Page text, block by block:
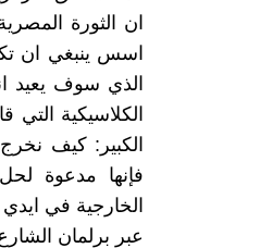
ان الثورة
اسس ينبغي ان
الذي سوف يعيد
الكلاسيكية
الكبير: كيف
فإنها مدعوة
الخارجية في
عبر برلمان